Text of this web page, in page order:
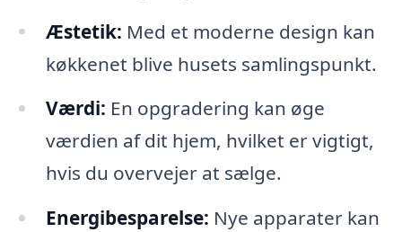
Æstetik: Med et moderne design kan
køkkenet blive husets samlingspunkt.
Værdi: En opgradering kan øge
værdien af dit hjem, hvilket er vigtigt,
hvis du overvejer at sælge.
Energibesparelse: Nye apparater kan